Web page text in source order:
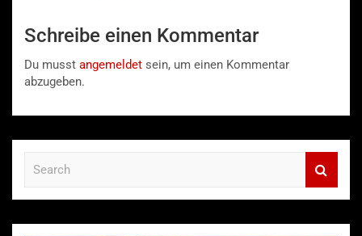
Schreibe einen Kommentar
Du musst angemeldet sein, um einen Kommentar
abzugeben.
c